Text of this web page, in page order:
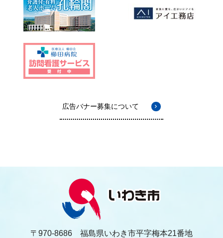
広告バナー募集について
〒970-8686 福島県いわき市平字梅本21番地